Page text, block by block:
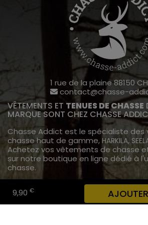
9,90 €
1 rue de la plaine 88150
contact@chasse-
VÊTEMENTS ET TENUES DE CHASSE
MARQUE SONT CHEZ CHASSE
Chasse Addict est le spécialiste
chasse haut de gamme, HARKILA,
Achetez vos vêtements de chasse
sur notre boutique en ligne dédié à
chasse.
INFORMATIONS
A propos de chasse addict